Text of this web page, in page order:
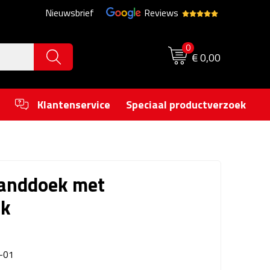
Nieuwsbrief Reviews
0
€ 0,00
Klantenservice Speciaal productverzoek
met